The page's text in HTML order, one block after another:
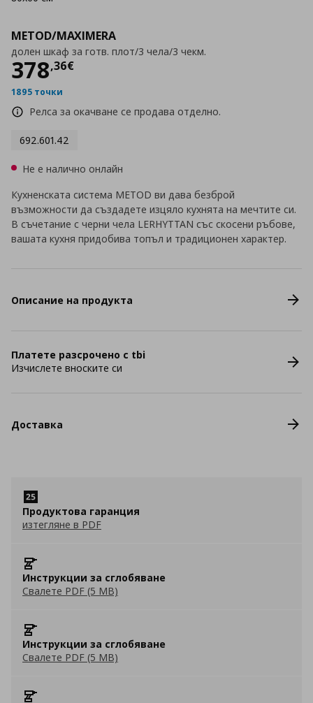
METOD/MAXIMERA
долен шкаф за готв. плот/3 чела/3 чекм.
378,36€
Цена
1895 точки
Релса за окачване се продава отделно.
692.601.42
Не е налично онлайн
Кухненската система METOD ви дава безброй
възможности да създадете изцяло кухнята на мечтите си.
В съчетание с черни чела LERHYTTAN със скосени ръбове,
вашата кухня придобива топъл и традиционен характер.
Описание на продукта
Платете разсрочено с tbi
Изчислете вноските си
Доставка
Продуктова гаранция
изтегляне в PDF
Инструкции за сглобяване
Свалете PDF (5 MB)
Инструкции за сглобяване
Свалете PDF (5 MB)